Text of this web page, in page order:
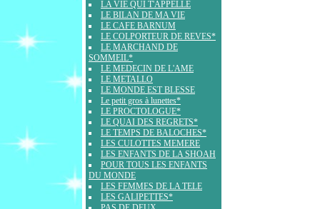
LA VIE QUI T'APPELLE
LE BILAN DE MA VIE
LE CAFE BARNUM
LE COLPORTEUR DE REVES*
LE MARCHAND DE
SOMMEIL*
LE MEDECIN DE L'AME
LE METALLO
LE MONDE EST BLESSE
Le petit gros à lunettes*
LE PROCTOLOGUE*
LE QUAI DES REGRETS*
LE TEMPS DE BALOCHES*
LES CULOTTES MEMERE
LES ENFANTS DE LA SHOAH
POUR TOUS LES ENFANTS
DU MONDE
LES FEMMES DE LA TELE
LES GALIPETTES*